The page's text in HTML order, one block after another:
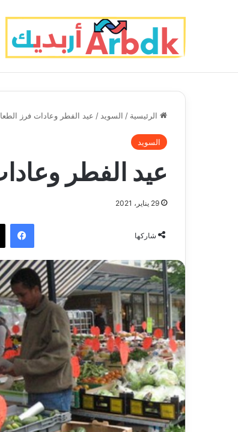
الرئيسية / السويد / عيد الفطر وعادات فرز
السويد
عيد الفطر
29 يناير، 2021
شاركها
فيسبوك